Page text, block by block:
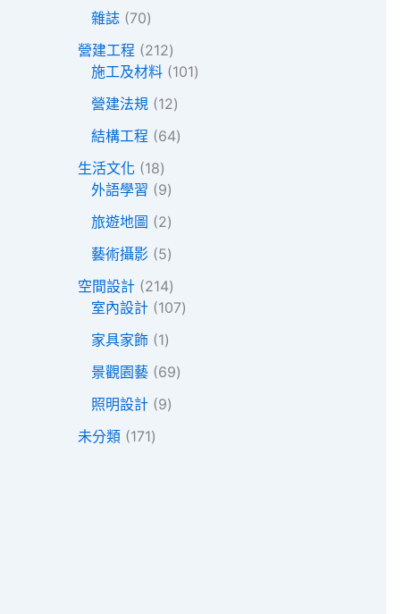
品
產
品
雜誌 707
個
產
品
營建工程 2122
1
個
產
施工及材料 1011
營建法規 121
個
結構工程 646
生活文化 181
8
產
品
外語學習 99
產
品
旅遊地圖 22
產
品
藝術攝影 55
產
品
空間設計 2142
1
產
室內設計 1071
家具家飾 11
產
品
景觀園藝 696
照明設計 99
未分類 1711